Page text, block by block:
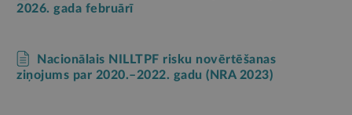
2026. gada februārī
Nacionālais NILLTPF risku novērtēšanas
ziņojums par 2020.–2022. gadu (NRA 2023)